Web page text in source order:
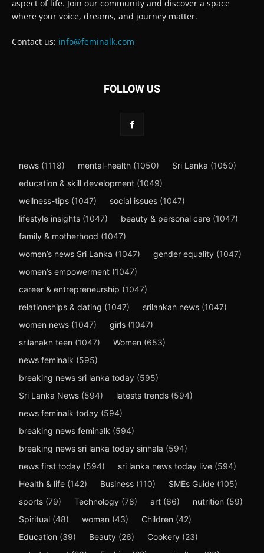
aspect of life. Join our community and discover a space
where your voice, dreams, and journey matter.
Contact us: info@feminalk.com
FOLLOW US
news (1118) mental-health (1050) Sri Lanka (1050)
education & skill development (1049)
wellness-tips (1047) social issues (1047)
lifestyle insights (1047) beauty & personal care (1047)
family & motherhood (1047)
women’s news Sri Lanka (1047) gender equality (1047)
women’s empowerment (1047)
career & entrepreneurship (1047)
relationships & dating (1047) srilankan news (1047)
women news (1047) girls (1047)
srilanakn teen (1047) Women (653)
news feminalk (595)
breaking news sri lanka today (595)
Sri Lanka News (594) latests trends (594)
news feminalk today (594)
breaking news feminalk (594)
breaking news sri lanka today sinhala (594)
news first today (594) sri lanka news today live (594)
Health & life (142) Business (110) SMEs Guide (105)
sports (79) Technology (78) art (66) nutrition (59)
Spiritual (48) woman (43) Children (42)
Education (39) Beauty (26) Cookery (23)